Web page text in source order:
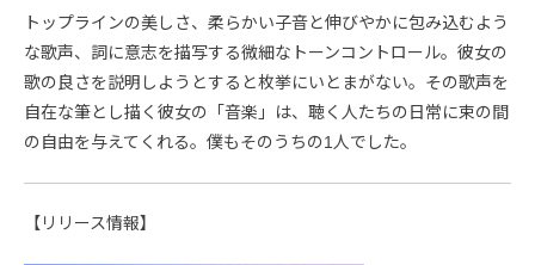
トップラインの美しさ、柔らかい子音と伸びやかに包み込むよう
な歌声、詞に意志を描写する微細なトーンコントロール。彼女の
歌の良さを説明しようとすると枚挙にいとまがない。その歌声を
自在な筆とし描く彼女の「音楽」は、聴く人たちの日常に束の間
の自由を与えてくれる。僕もそのうちの1人でした。
【リリース情報】